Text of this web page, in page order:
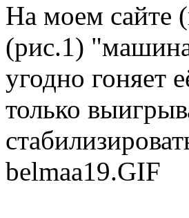
На моем сайте
(рис.1)
угодно гоняет
только
belmaa19.GIF